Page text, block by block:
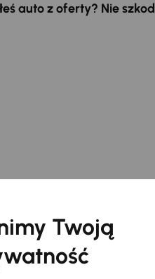
auto z oferty? Nie
Twoją